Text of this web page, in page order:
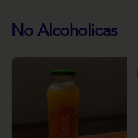
No Alcoholicas